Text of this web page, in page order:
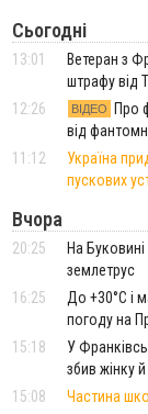
Сьогодні
13:01
Ветеран з
штрафу від
12:26
ВІДЕО
Про
від
11:12
Україна
пускових
Вчора
20:25
На
землетрус
16:25
До +30°C і
погоду на
15:18
У
збив жінку
15:08
Частина